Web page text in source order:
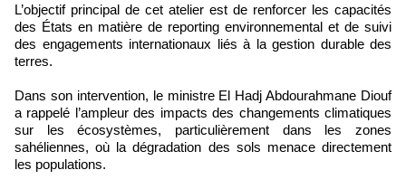
L’objectif principal de cet atelier est de renforcer les capacités
des États en matière de reporting environnemental et de suivi
des engagements internationaux liés à la gestion durable des
terres.
Dans son intervention, le ministre El Hadj Abdourahmane Diouf
a rappelé l’ampleur des impacts des changements climatiques
sur les écosystèmes, particulièrement dans les zones
sahéliennes, où la dégradation des sols menace directement
les populations.